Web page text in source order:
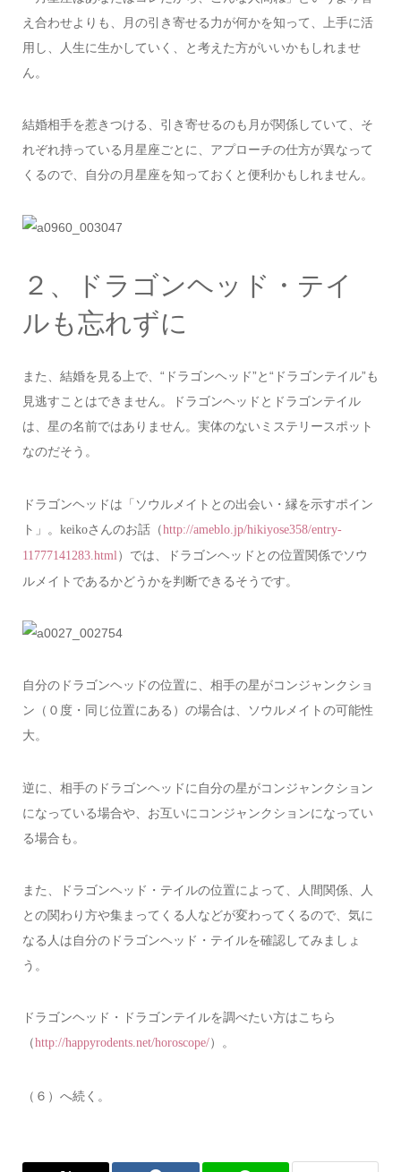
え合わせよりも、月の引き寄せる力が何かを知って、上手に活
用し、人生に生かしていく、と考えた方がいいかもしれませ
ん。
結婚相手を惹きつける、引き寄せるのも月が関係していて、そ
れぞれ持っている月星座ごとに、アプローチの仕方が異なって
くるので、自分の月星座を知っておくと便利かもしれません。
２、ドラゴンヘッド・テイ
ルも忘れずに
また、結婚を見る上で、“ドラゴンヘッド”と“ドラゴンテイル”も
見逃すことはできません。ドラゴンヘッドとドラゴンテイル
は、星の名前ではありません。実体のないミステリースポット
なのだそう。
ドラゴンヘッドは「ソウルメイトとの出会い・縁を示すポイン
ト」。 keikoさんのお話（http://ameblo.jp/hikiyose358/entry-
11777141283.html ）では、ドラゴンヘッドとの位置関係でソウ
ルメイトであるかどうかを判断できるそうです。
自分のドラゴンヘッドの位置に、相手の星がコンジャンクショ
ン（０度・同じ位置にある）の場合は、ソウルメイトの可能性
大。
逆に、相手のドラゴンヘッドに自分の星がコンジャンクション
になっている場合や、お互いにコンジャンクションになってい
る場合も。
また、ドラゴンヘッド・テイルの位置によって、人間関係、人
との関わり方や集まってくる人などが変わってくるので、気に
なる人は自分のドラゴンヘッド・テイルを確認してみましょ
う。
ドラゴンヘッド・ドラゴンテイルを調べたい方はこちら
（http://happyrodents.net/horoscope/）。
（６）へ続く。